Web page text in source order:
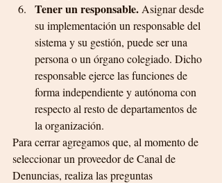
Tener un responsable. Asignar desde
su implementación un responsable del
sistema y su gestión, puede ser una
persona o un órgano colegiado. Dicho
responsable ejerce las funciones de
forma independiente y autónoma con
respecto al resto de departamentos de
la organización.
Para cerrar agregamos que, al momento de
seleccionar un proveedor de Canal de
Denuncias, realiza las preguntas